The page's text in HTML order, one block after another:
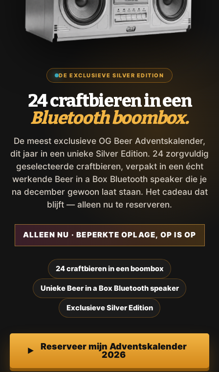
DE EXCLUSIEVE SILVER EDITION
24 craftbieren in een
Bluetooth boombox.
De meest exclusieve OG Beer Adventskalender,
dit jaar in een unieke Silver Edition. 24 zorgvuldig
geselecteerde craftbieren, verpakt in een écht
werkende Beer in a Box Bluetooth speaker die je
na december gewoon laat staan. Het cadeau dat
blijft — alleen nu te reserveren.
ALLEEN NU · BEPERKTE OPLAGE, OP IS OP
24 craftbieren in een boombox
Unieke Beer in a Box Bluetooth speaker
Exclusieve Silver Edition
Reserveer mijn Adventskalender
2026